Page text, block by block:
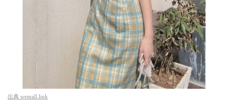
出典 wemall.link